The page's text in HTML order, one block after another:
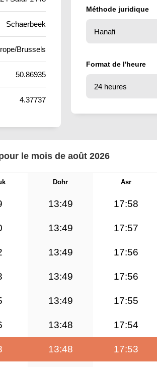
Schaerbeek
Brussels
50.86935
4.37737
Méthode juridique
Format de l'heure
le mois de août 2026
Dohr Asr
13:49 17:58
13:49 17:57
13:49 17:56
13:49 17:56
13:49 17:55
13:48 17:54
13:48 17:53